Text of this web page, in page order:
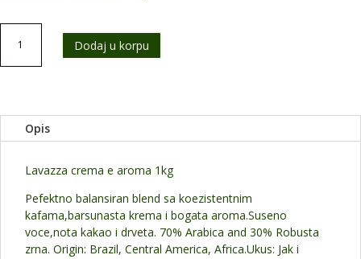
crema
e
količina
Dodaj u korpu
Opis
Lavazza crema e aroma 1kg
Pefektno balansiran blend sa koezistentnim
kafama,barsunasta krema i bogata aroma.Suseno
voce,nota kakao i drveta. 70% Arabica and 30% Robusta
zrna. Origin: Brazil, Central America, Africa.Ukus: Jak i